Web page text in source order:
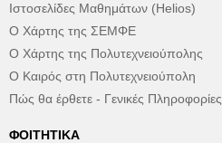
Ιστοσελίδες Μαθημάτων (Helios)
Ο Χάρτης της ΣΕΜΦΕ
Ο Χάρτης της Πολυτεχνειούπολης
Ο Καιρός στη Πολυτεχνειούπολη
Πώς θα έρθετε - Γενικές Πληροφορίες
ΦΟΙΤΗΤΙΚΆ